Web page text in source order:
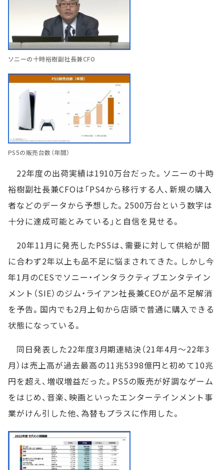
ソニーの十時裕樹副社長兼CFO
PS5の販売台数（年間）
22年度の出荷実績は1910万台だった。ソニーの十時
裕樹副社長兼CFOは「PS4から移行する人、新規の購入
者などのデータから予想した。2500万台という数字は
十分に達成可能とみている」と自信を見せる。
20年11月に発売したPS5は、需要に対して供給が間
に合わず2年以上も品不足に悩まされてきた。しかし今
年1月のCESでソニー・インタラクティブエンタテイン
メント（SIE）のジム・ライアン社長兼CEOが品不足解消
を予告。国内でも2月上旬から店頭で普通に購入できる
状態になっている。
同日発表した22年度3月期連結決（21年4月～22年3
月）は売上高が過去最高の11兆5398億円と初めて10兆
円を超え、増収増益だった。PS5の販売が好調なゲーム
をはじめ、音楽、映画といったエンターテインメント事
業がけん引した他、為替もプラスに作用した。